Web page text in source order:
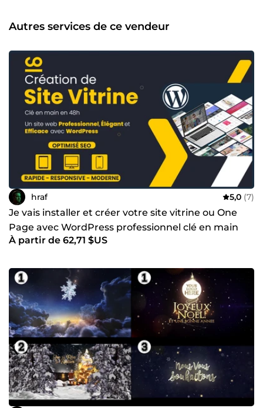
Autres services de ce vendeur
hraf 5,0 (7)
Je vais installer et créer votre site vitrine ou One
Page avec WordPress professionnel clé en main
À partir de 62,71 $US